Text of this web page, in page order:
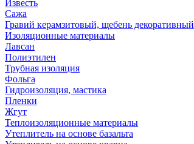
Известь
Сажа
Гравий керамзитовый, щебень декоративный
Изоляционные материалы
Лавсан
Полиэтилен
Трубная изоляция
Фольга
Гидроизоляция, мастика
Пленки
Жгут
Теплоизоляционные материалы
Утеплитель на основе базальта